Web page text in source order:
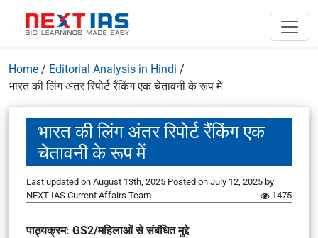
Home / Editorial Analysis in Hindi /
भारत की लिंग अंतर रिपोर्ट रैंकिंग एक चेतावनी के रूप में
भारत की लिंग अंतर रिपोर्ट रैंकिंग एक
चेतावनी के रूप में
Last updated on August 13th, 2025 Posted on July 12, 2025 by
NEXT IAS Current Affairs Team
1475
पाठ्यक्रम: GS2/महिलाओं से संबंधित मुद्दे